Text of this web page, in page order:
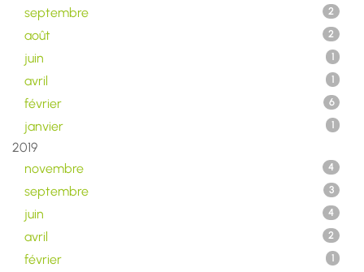
septembre 2
août 2
juin 1
avril 1
février 6
janvier 1
2019
novembre
4
septembre 3
juin 4
avril 2
février 1